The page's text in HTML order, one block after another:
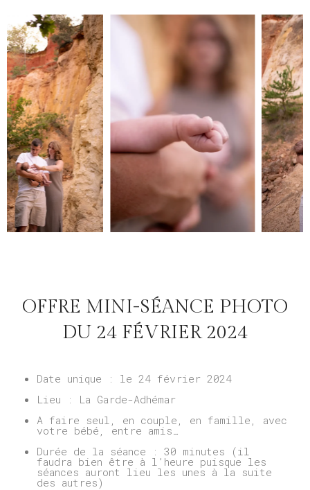
OFFRE MINI-SÉANCE PHOTO
DU 24 FÉVRIER 2024
Date unique : le 24 février 2024
Lieu : La Garde-Adhémar
A faire seul, en couple, en famille, avec
votre bébé, entre amis…
Durée de la séance : 30 minutes (il
faudra bien être à l’heure puisque les
séances auront lieu les unes à la suite
des autres)